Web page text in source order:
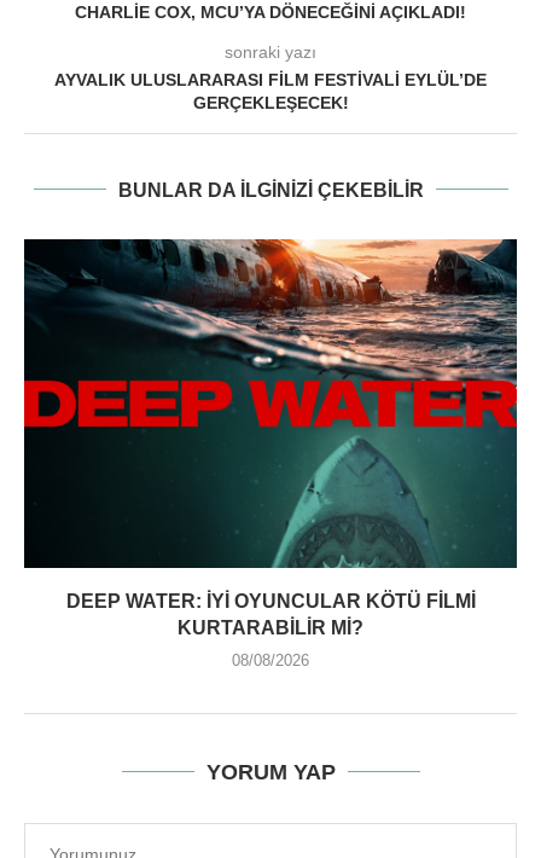
CHARLIE COX, MCU’YA DÖNECEĞINI AÇIKLADI!
sonraki yazı
AYVALIK ULUSLARARASI FILM FESTIVALI EYLÜL’DE
GERÇEKLEŞECEK!
BUNLAR DA ILGINIZI ÇEKEBILIR
DEEP WATER: İYI OYUNCULAR KÖTÜ FILMI
KURTARABILIR MI?
08/08/2026
YORUM YAP